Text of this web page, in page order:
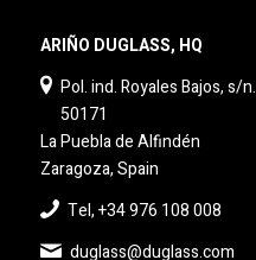
ARIÑO DUGLASS, HQ
Pol. ind. Royales Bajos, s/n.
50171
La Puebla de Alfindén
Zaragoza, Spain
Tel, +34 976 108 008
duglass@duglass.com